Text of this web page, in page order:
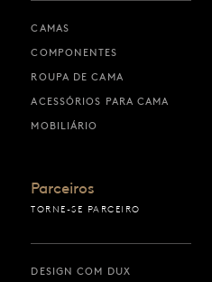
CAMAS
COMPONENTES
ROUPA DE CAMA
ACESSÓRIOS PARA CAMA
MOBILIÁRIO
Parceiros
TORNE-SE PARCEIRO
DESIGN COM DUX